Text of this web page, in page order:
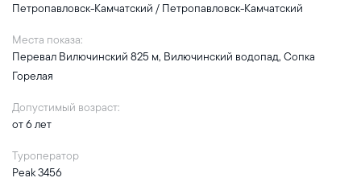
Петропавловск-Камчатский / Петропавловск-Камчатский
Места показа:
Перевал Вилючинский 825 м, Вилючинский водопад, Сопка
Горелая
Допустимый возраст:
от 6 лет
Туроператор
Peak 3456